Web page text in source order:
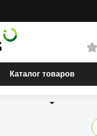
центр
Каталог товаров